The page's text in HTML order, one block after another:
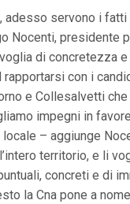
adesso servono i fatti
Nocenti, presidente
di concretezza
con i
e Collesalvetti
impegni in
locale – aggiunge
territorio, e li
concreti e di
la Cna pone a